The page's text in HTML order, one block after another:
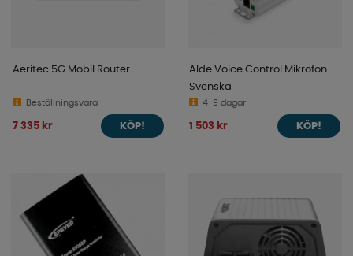
Aeritec 5G Mobil Router
Beställningsvara
7 335 kr KÖP!
Alde Voice Control Mikrofon
Svenska
4-9 dagar
1 503 kr KÖP!